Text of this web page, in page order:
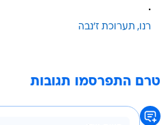
.
רנו תערוכת ז'נבה
טרם התפרסמו תגובות